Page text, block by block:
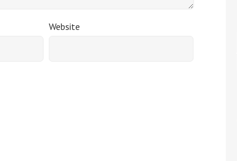
Website